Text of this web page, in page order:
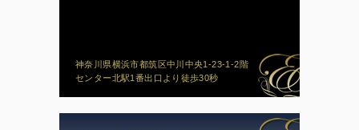
神奈川県横浜市都筑区中川中央1-23-1-2階
センター北駅1番出口より徒歩30秒